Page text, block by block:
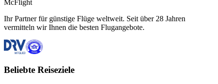
McFlight
Ihr Partner für günstige Flüge weltweit. Seit über 28 Jahren
vermitteln wir Ihnen die besten Flugangebote.
Beliebte Reiseziele